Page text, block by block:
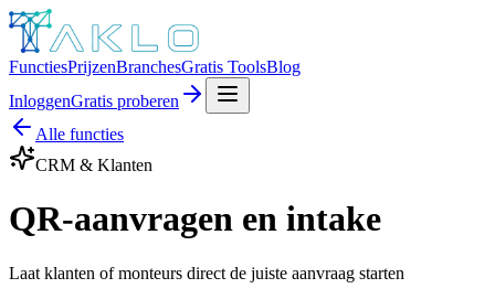
FunctiesPrijzenBranchesGratis ToolsBlog
InloggenGratis proberen
Alle functies
CRM & Klanten
QR-aanvragen en intake
Laat klanten of monteurs direct de juiste aanvraag starten